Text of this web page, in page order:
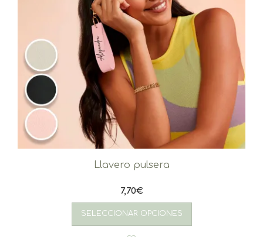
Llavero pulsera
7,70€
SELECCIONAR OPCIONES